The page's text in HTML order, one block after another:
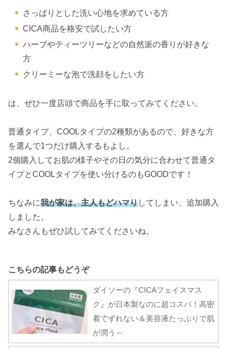
​​さっぱりとした洗い心地を求めている方
CICA商品を格安で試したい方
ハーブやティーツリーなどの自然派の香りが好きな
方
クリーミーな泡で洗顔をしたい方
は、ぜひ一度店頭で商品を手に取ってみてください。
普通タイプ、COOLタイプの2種類があるので、好きな方
を選んで1つだけ購入するもよし。
2個購入してお肌の様子やその日の気分に合わせて普通タ
イプとCOOLタイプを使い分けるのもGOODです！
ちなみに我が家は、主人もどハマりしてしまい、追加購入
しました。
みなさんもぜひ試してみてくださいね。
こちらの記事もどうぞ
ダイソーの『CICAフェイスマス
ク』が日本製なのに超コスパ！高密
着でずれない＆美容液たっぷりで肌
が潤う～